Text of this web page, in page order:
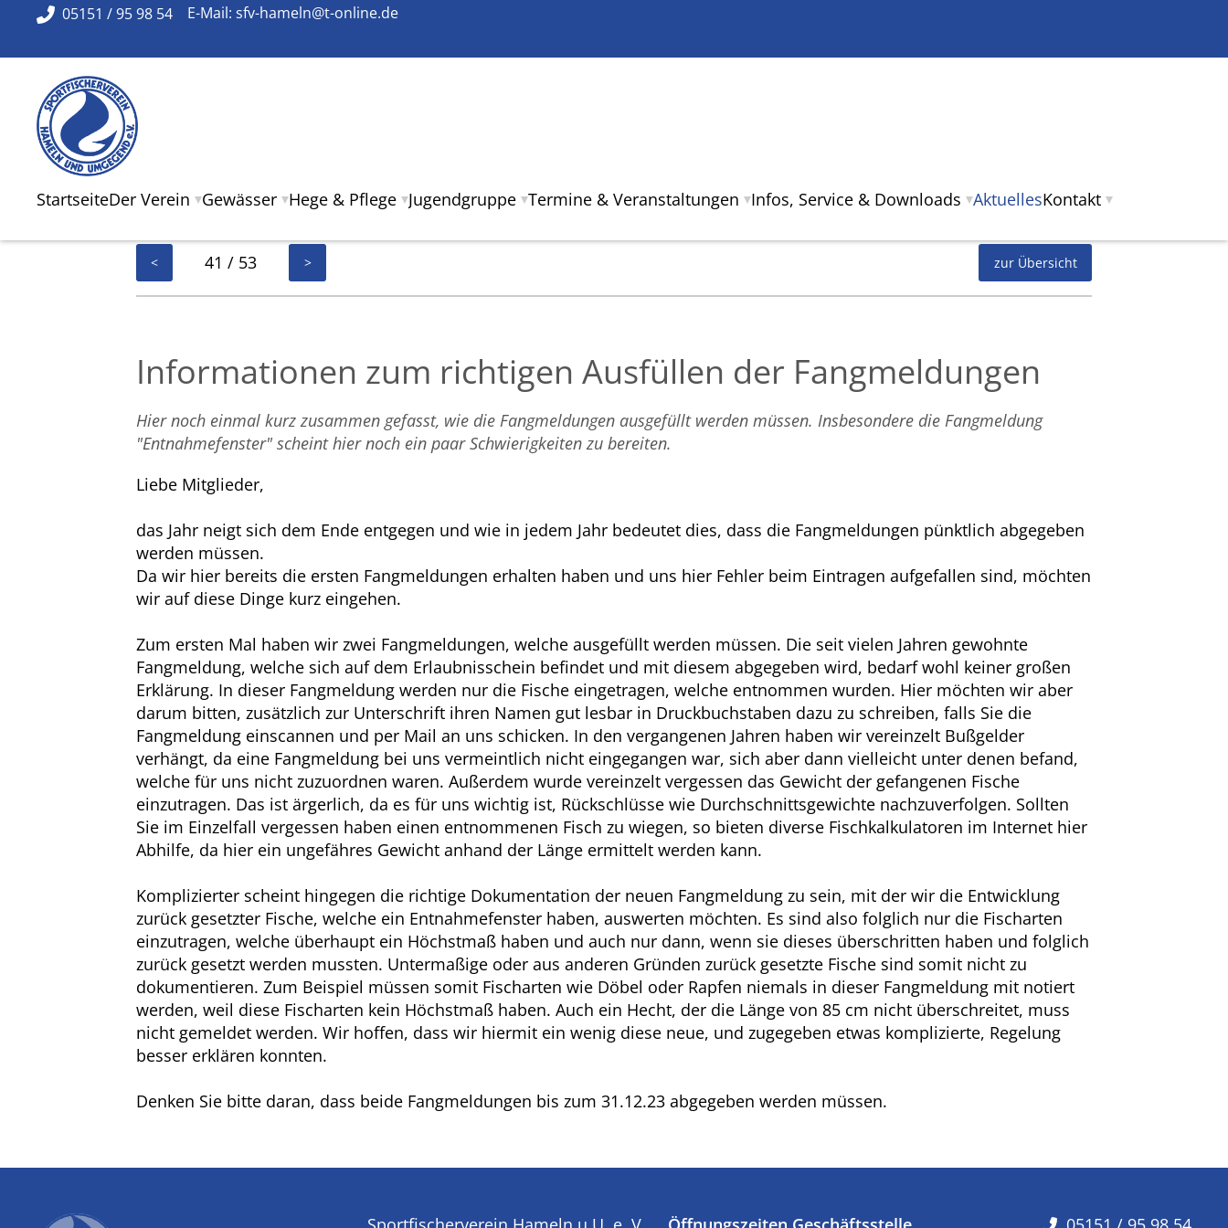
< 41 / 53 > zur Übersicht
Informationen zum richtigen Ausfüllen der Fangmeldungen
Hier noch einmal kurz zusammen gefasst, wie die Fangmeldungen ausgefüllt werden müssen. Insbesondere die Fangmeldung
"Entnahmefenster" scheint hier noch ein paar Schwierigkeiten zu bereiten.
Liebe Mitglieder,
das Jahr neigt sich dem Ende entgegen und wie in jedem Jahr bedeutet dies, dass die Fangmeldungen pünktlich abgegeben
werden müssen.
Da wir hier bereits die ersten Fangmeldungen erhalten haben und uns hier Fehler beim Eintragen aufgefallen sind, möchten
wir auf diese Dinge kurz eingehen.
Zum ersten Mal haben wir zwei Fangmeldungen, welche ausgefüllt werden müssen. Die seit vielen Jahren gewohnte
Fangmeldung, welche sich auf dem Erlaubnisschein befindet und mit diesem abgegeben wird, bedarf wohl keiner großen
Erklärung. In dieser Fangmeldung werden nur die Fische eingetragen, welche entnommen wurden. Hier möchten wir aber
darum bitten, zusätzlich zur Unterschrift ihren Namen gut lesbar in Druckbuchstaben dazu zu schreiben, falls Sie die
Fangmeldung einscannen und per Mail an uns schicken. In den vergangenen Jahren haben wir vereinzelt Bußgelder
verhängt, da eine Fangmeldung bei uns vermeintlich nicht eingegangen war, sich aber dann vielleicht unter denen befand,
welche für uns nicht zuzuordnen waren. Außerdem wurde vereinzelt vergessen das Gewicht der gefangenen Fische
einzutragen. Das ist ärgerlich, da es für uns wichtig ist, Rückschlüsse wie Durchschnittsgewichte nachzuverfolgen. Sollten
Sie im Einzelfall vergessen haben einen entnommenen Fisch zu wiegen, so bieten diverse Fischkalkulatoren im Internet hier
Abhilfe, da hier ein ungefähres Gewicht anhand der Länge ermittelt werden kann.
Komplizierter scheint hingegen die richtige Dokumentation der neuen Fangmeldung zu sein, mit der wir die Entwicklung
zurück gesetzter Fische, welche ein Entnahmefenster haben, auswerten möchten. Es sind also folglich nur die Fischarten
einzutragen, welche überhaupt ein Höchstmaß haben und auch nur dann, wenn sie dieses überschritten haben und folglich
zurück gesetzt werden mussten. Untermaßige oder aus anderen Gründen zurück gesetzte Fische sind somit nicht zu
dokumentieren. Zum Beispiel müssen somit Fischarten wie Döbel oder Rapfen niemals in dieser Fangmeldung mit notiert
werden, weil diese Fischarten kein Höchstmaß haben. Auch ein Hecht, der die Länge von 85 cm nicht überschreitet, muss
nicht gemeldet werden. Wir hoffen, dass wir hiermit ein wenig diese neue, und zugegeben etwas komplizierte, Regelung
besser erklären konnten.
Denken Sie bitte daran, dass beide Fangmeldungen bis zum 31.12.23 abgegeben werden müssen.
05151 / 95 98 54 E-Mail: sfv-hameln@t-online.de
StartseiteDer Verein Gewässer Hege & Pflege Jugendgruppe Termine & Veranstaltungen Infos, Service & Downloads AktuellesKontakt